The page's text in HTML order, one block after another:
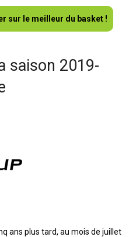
sur le meilleur du basket !
saison 2019-
ans plus tard, au mois de juillet